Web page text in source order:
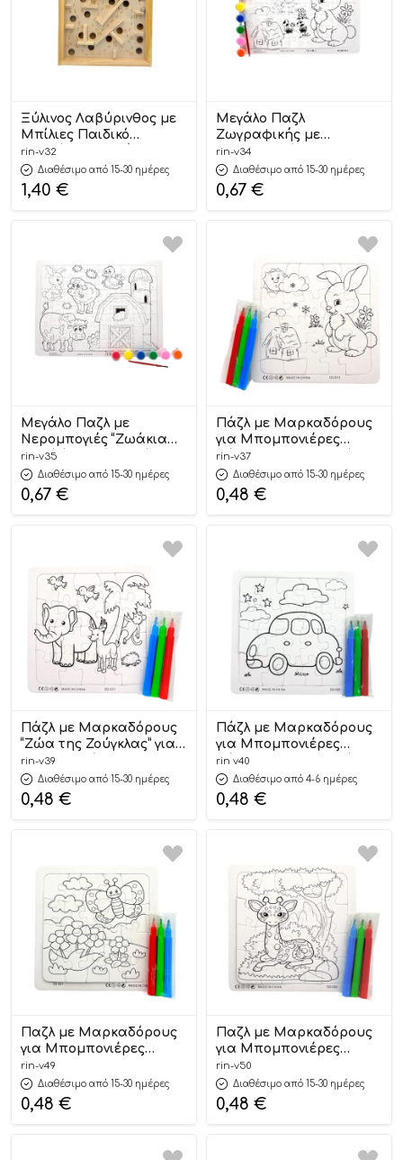
Ξύλινος Λαβύρινθος με
Μπίλιες Παιδικό
Παιχνίδι Δεξιοτήτων
11x11cm | Β32 Riniotis
rin-v32
Διαθέσιμο από 15-30 ημέρες
1,40 €
Μεγάλο Παζλ
Ζωγραφικής με
Νερομπογιές–Για
Μπομπονιέρες &
Παιδικά Πάρτι 21x28cm |
Β34 Riniotis
rin-v34
Διαθέσιμο από 15-30 ημέρες
0,67 €
Μεγάλο Παζλ με
Νερομπογιές “Ζωάκια
της Φάρμας”–Δωράκι
για Μπομπονιέρες
21x28cm | Β35 Riniotis
rin-v35
Διαθέσιμο από 15-30 ημέρες
0,67 €
Πάζλ με Μαρκαδόρους
για Μπομπονιέρες
Βάπτισης & Παιδικά
Δωράκια 14x14cm | Β37
Riniotis
rin-v37
Διαθέσιμο από 15-30 ημέρες
0,48 €
Πάζλ με Μαρκαδόρους
“Ζώα της Ζούγκλας” για
Μπομπονιέρες
Βάπτισης & Παιδικά
Δώρα 14x14cm | Β39
Riniotis
rin-v39
Διαθέσιμο από 15-30 ημέρες
0,48 €
Πάζλ με Μαρκαδόρους
για Μπομπονιέρες
Βάπτισης & Παιδικά
Δώρα 14x14cm | Β40
Riniotis
rin v40
Διαθέσιμο από 4-6 ημέρες
0,48 €
Παζλ με Μαρκαδόρους
για Μπομπονιέρες
14x14cm | Β49 Riniotis
rin-v49
Διαθέσιμο από 15-30 ημέρες
0,48 €
Παζλ με Μαρκαδόρους
για Μπομπονιέρες
14x14cm | Β50 Riniotis
rin-v50
Διαθέσιμο από 15-30 ημέρες
0,48 €